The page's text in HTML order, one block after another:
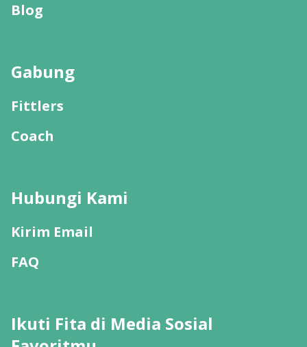
Blog
Gabung
Fittlers
Coach
Hubungi Kami
Kirim Email
FAQ
Ikuti Fita di Media Sosial